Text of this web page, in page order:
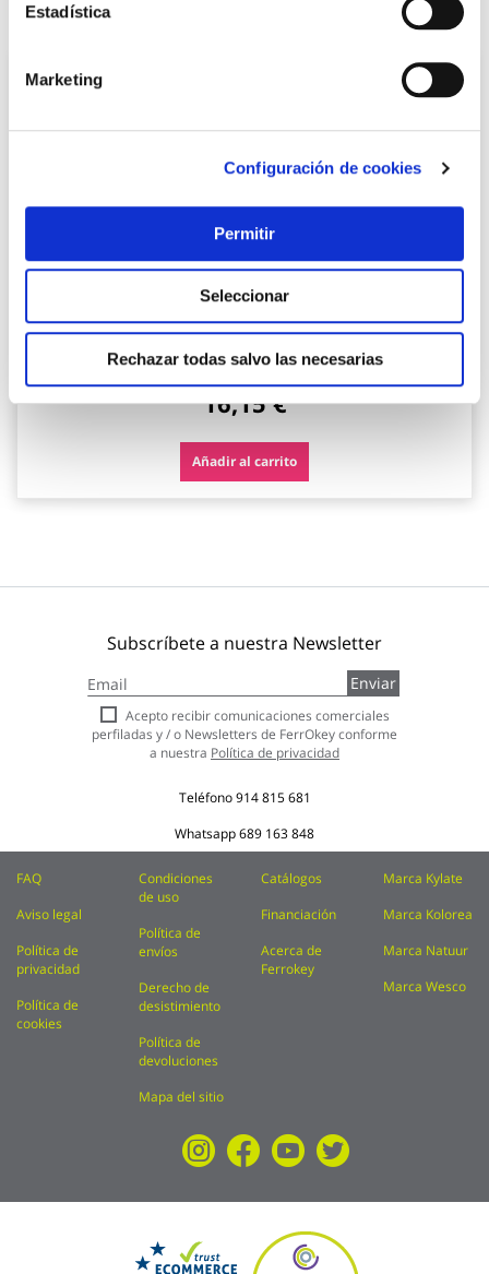
Estadística
Marketing
Configuración de cookies
Permitir
Seleccionar
Rechazar todas salvo las necesarias
También te puede interesar
Cortatubos prof. 3 - 30 mm p/cobre, aluminio y met con 2
cuchillas de 19 x 5 mm ironside
16,15 €
Añadir al carrito
Subscríbete a nuestra Newsletter
a
nuestro
boletín
de
Enviar
Acepto recibir comunicaciones comerciales
perfiladas y / o Newsletters de FerrOkey conforme
a nuestra Política de privacidad
Teléfono914 815 681
Whatsapp689 163 848
FAQ
Aviso legal
Política de
privacidad
Política de
cookies
Condiciones
de uso
Política de
envíos
Derecho de
desistimiento
Política de
devoluciones
Mapa del sitio
Catálogos
Financiación
Acerca de
Ferrokey
Marca Kylate
Marca Kolorea
Marca Natuur
Marca Wesco